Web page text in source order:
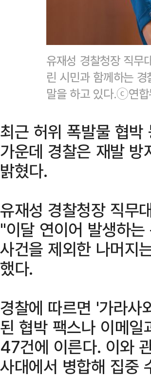
유재성 경찰청장 직무
린 시민과 함께하는
말을 하고 있다.ⓒ연합
최근 허위 폭발물 협
가운데 경찰은 재발
밝혔다.
유재성 경찰청장 직무
"이달 연이어 발생하
사건을 제외한 나머지
했다.
경찰에 따르면 '가라사
된 협박 팩스나 이메
47건에 이른다. 이와
사대에서 병합해 집중